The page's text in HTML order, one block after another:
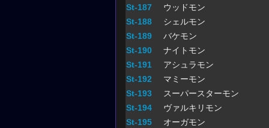
St-187
ウッドモン
St-188
シェルモン
St-189
バケモン
St-190
ナイトモン
St-191
アシュラモン
St-192
マミーモン
St-193
スーパースターモン
St-194
ヴァルキリモン
St-195
オーガモン